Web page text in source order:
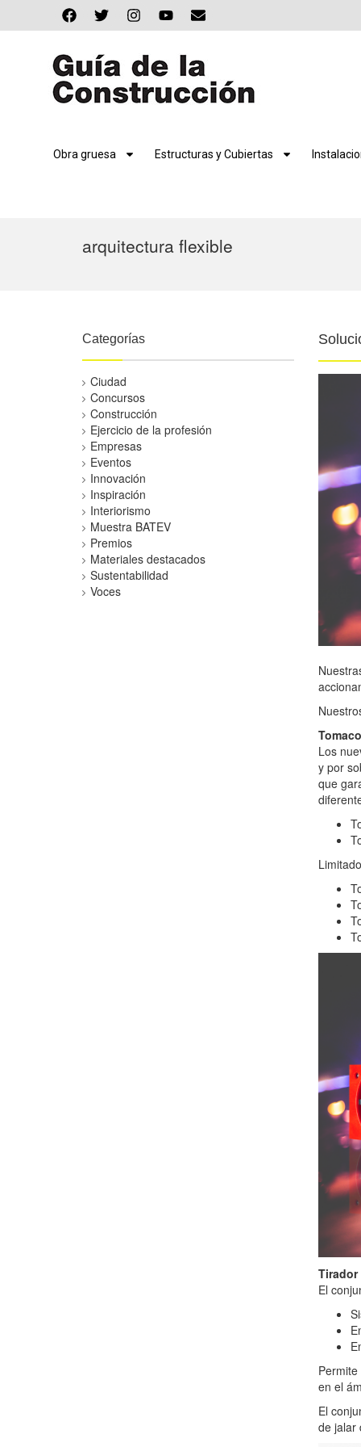
Obra gruesa Estructuras y Cubiertas
arquitectura flexible
Categorías
Ciudad
Concursos
Construcción
Ejercicio de la profesión
Empresas
Eventos
Innovación
Inspiración
Interiorismo
Muestra BATEV
Premios
Materiales destacados
Sustentabilidad
Voces
Los
y por
que
Tirador
El
en el
El
de jalar